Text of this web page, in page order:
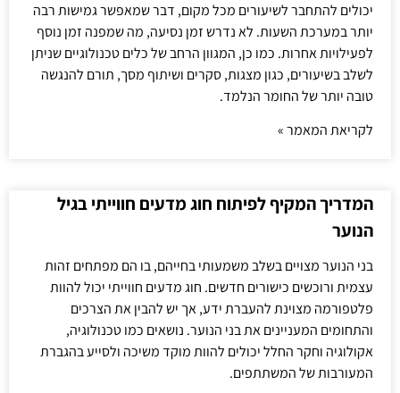
יכולים להתחבר לשיעורים מכל מקום, דבר שמאפשר גמישות רבה
יותר במערכת השעות. לא נדרש זמן נסיעה, מה שמפנה זמן נוסף
לפעילויות אחרות. כמו כן, המגוון הרחב של כלים טכנולוגיים שניתן
לשלב בשיעורים, כגון מצגות, סקרים ושיתוף מסך, תורם להנגשה
טובה יותר של החומר הנלמד.
לקריאת המאמר »
המדריך המקיף לפיתוח חוג מדעים חווייתי בגיל
הנוער
בני הנוער מצויים בשלב משמעותי בחייהם, בו הם מפתחים זהות
עצמית ורוכשים כישורים חדשים. חוג מדעים חווייתי יכול להוות
פלטפורמה מצוינת להעברת ידע, אך יש להבין את הצרכים
והתחומים המעניינים את בני הנוער. נושאים כמו טכנולוגיה,
אקולוגיה וחקר החלל יכולים להוות מוקד משיכה ולסייע בהגברת
המעורבות של המשתתפים.